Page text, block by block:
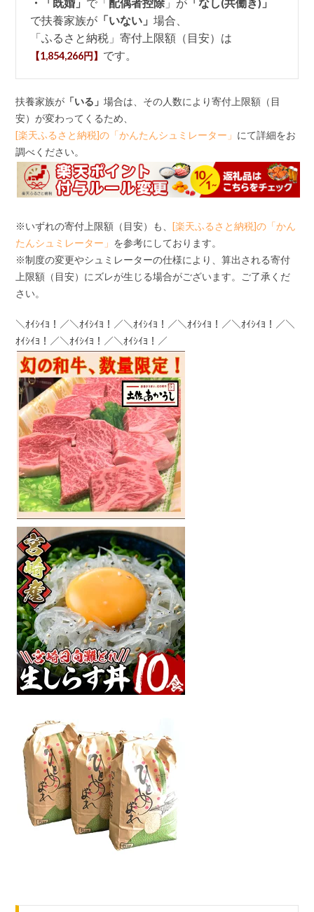
で扶養家族が 「いない」場合、
「ふるさと納税」寄付上限額（目安）は
【1,854,266円】 です。
扶養家族が 「いる」場合は、その人数により寄付上限額（目
安）が変わってくるため、
[楽天ふるさと納税]の「かんたんシュミレーター」 にて詳細をお
調べください。
※いずれの寄付上限額（目安）も、[楽天ふるさと納税]の「かん
たんシュミレーター」 を参考にしております。
※制度の変更やシュミレーターの仕様により、算出される寄付
上限額（目安）にズレが生じる場合がございます。ご了承くだ
さい。
＼ｵｲｼｲﾖ！／＼ｵｲｼｲﾖ！／＼ｵｲｼｲﾖ！／＼ｵｲｼｲﾖ！／＼ｵｲｼｲﾖ！／＼
ｵｲｼｲﾖ！／＼ｵｲｼｲﾖ！／＼ｵｲｼｲﾖ！／